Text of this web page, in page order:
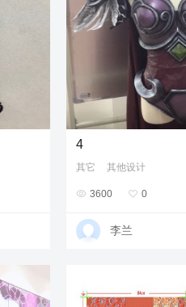
4
其它 其他设计
 3600  0
李兰